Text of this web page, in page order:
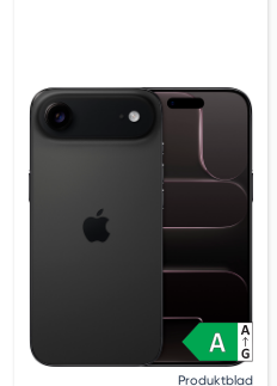
Produktblad